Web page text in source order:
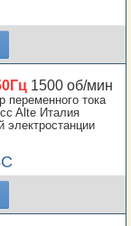
1500 об/мин
переменного тока
Alte Италия